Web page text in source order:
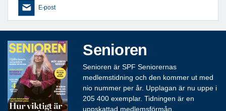
E-post
Senioren
Senioren är SPF Seniorernas
medlemstidning och den kommer ut med
nio nummer per år. Upplagan är nu uppe i
205 400 exemplar. Tidningen är en
uppskattad medlemsförmån.